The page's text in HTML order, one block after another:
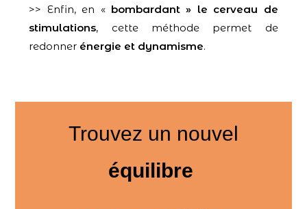
>> Enfin, en « bombardant » le cerveau de
stimulations, cette méthode permet de
redonner énergie et dynamisme.
Trouvez un nouvel
équilibre